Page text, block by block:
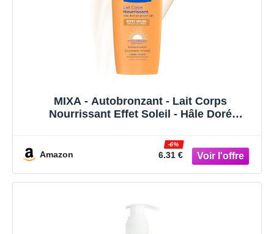
MIXA - Autobronzant - Lait Corps
Nourrissant Effet Soleil - Hâle Doré
d’Abricot - Peaux Claires - 250ml
Amazon 6.31 €
-6%